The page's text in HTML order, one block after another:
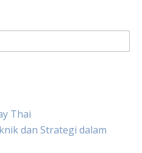
Thai
dan Strategi dalam